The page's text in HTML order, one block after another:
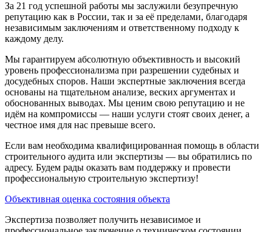
За 21 год успешной работы мы заслужили безупречную
репутацию как в России, так и за её пределами, благодаря
независимым заключениям и ответственному подходу к
каждому делу.
Мы гарантируем абсолютную объективность и высокий
уровень профессионализма при разрешении судебных и
досудебных споров. Наши экспертные заключения всегда
основаны на тщательном анализе, веских аргументах и
обоснованных выводах. Мы ценим свою репутацию и не
идём на компромиссы — наши услуги стоят своих денег, а
честное имя для нас превыше всего.
Если вам необходима квалифицированная помощь в области
строительного аудита или экспертизы — вы обратились по
адресу. Будем рады оказать вам поддержку и провести
профессиональную строительную экспертизу!
Объективная оценка состояния объекта
Экспертиза позволяет получить независимое и